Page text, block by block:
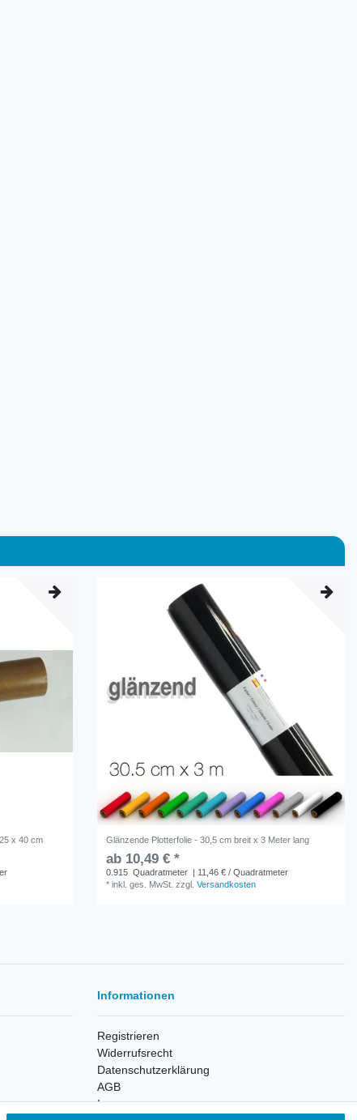
x 40 cm Glänzende Plotterfolie - 30,5 cm breit x 3 Meter lang
ab 10,49 € *
0.915 Quadratmeter
| 11,46 € / Quadratmeter
*inkl. ges. MwSt. zzgl.Versandkosten
Informationen
Registrieren
Widerrufsrecht
Datenschutzerklärung
AGB
Impressum